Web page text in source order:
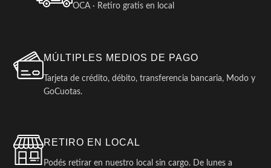
OCA · Retiro gratis en local
MÚLTIPLES MEDIOS DE PAGO
Tarjeta de crédito, débito, transferencia bancaria, Modo y
GoCuotas.
RETIRO EN LOCAL
Podés retirar en nuestro local sin cargo. De lunes a